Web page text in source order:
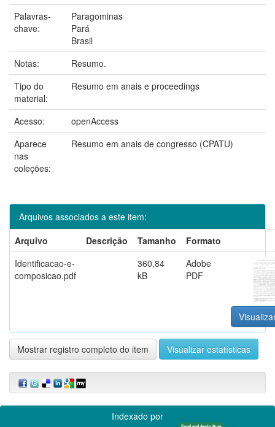
Palavras-
chave:
Paragominas
Pará
Brasil
Notas:
Resumo.
Tipo do
material:
Resumo em anais e proceedings
Acesso:
openAccess
Aparece
nas
coleções:
Resumo em anais de congresso (CPATU)
Arquivos associados a este item:
Arquivo
Descrição Tamanho
Formato
Identificacao-e-
composicao.pdf
360,84
kB
Adobe
PDF
Mostrar registro completo do item Visualizar estatísticas
Indexado por